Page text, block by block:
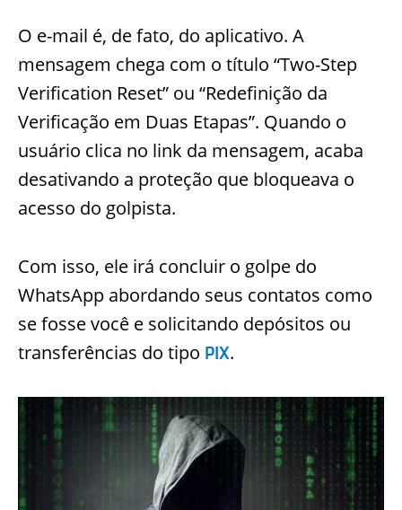
O e-mail é, de fato, do aplicativo. A
mensagem chega com o título “Two-Step
Verification Reset” ou “Redefinição da
Verificação em Duas Etapas”. Quando o
usuário clica no link da mensagem, acaba
desativando a proteção que bloqueava o
acesso do golpista.
Com isso, ele irá concluir o golpe do
WhatsApp abordando seus contatos como
se fosse você e solicitando depósitos ou
transferências do tipo PIX.